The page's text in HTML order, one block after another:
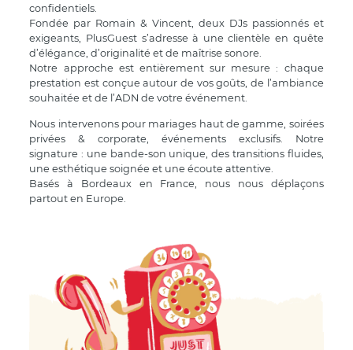
confidentiels.
Fondée par Romain & Vincent, deux DJs passionnés et
exigeants, PlusGuest s’adresse à une clientèle en quête
d’élégance, d’originalité et de maîtrise sonore.
Notre approche est entièrement sur mesure : chaque
prestation est conçue autour de vos goûts, de l’ambiance
souhaitée et de l’ADN de votre événement.
Nous intervenons pour mariages haut de gamme, soirées
privées & corporate, événements exclusifs. Notre
signature : une bande-son unique, des transitions fluides,
une esthétique soignée et une écoute attentive.
Basés à Bordeaux en France, nous nous déplaçons
partout en Europe.